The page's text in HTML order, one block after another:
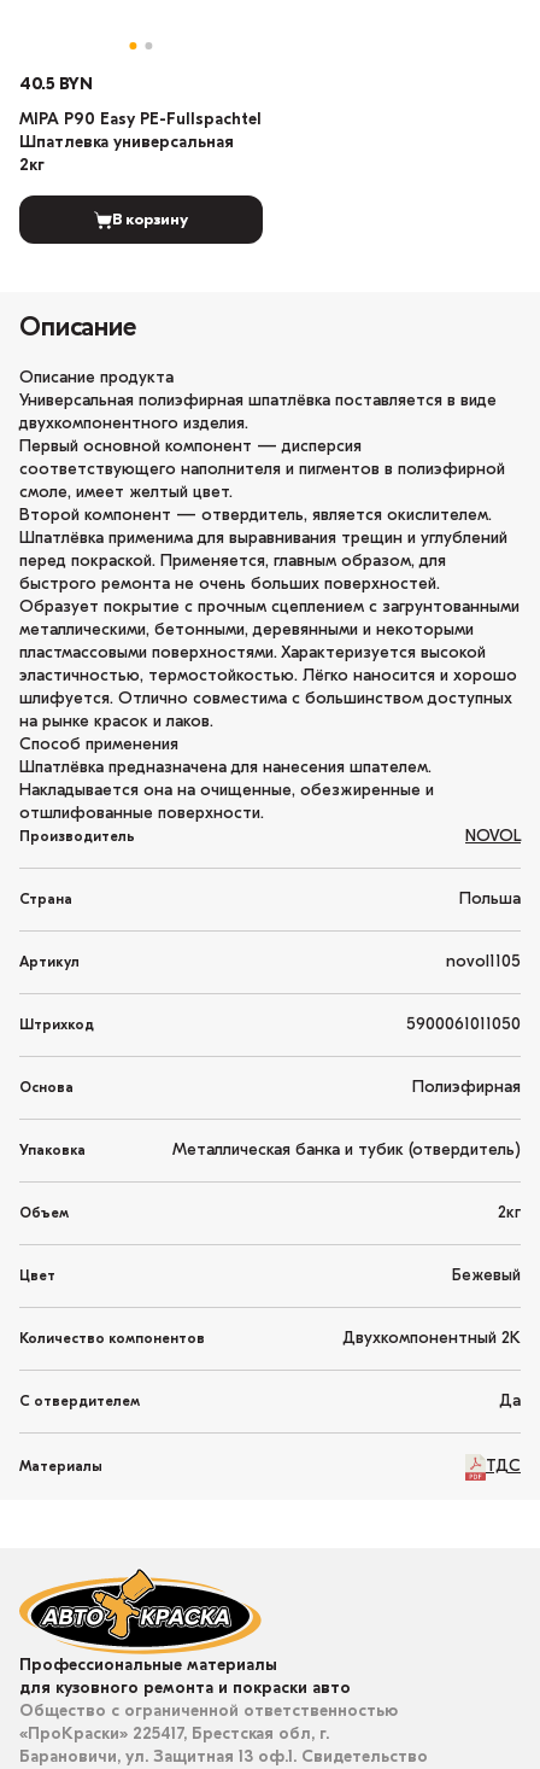
40.5 BYN
MIPA P90 Easy PE-Fullspachtel
Шпатлевка универсальная
2кг
В корзину
Описание
Описание продукта
Универсальная полиэфирная шпатлёвка поставляется в виде
двухкомпонентного изделия.
Первый основной компонент — дисперсия
соответствующего наполнителя и пигментов в полиэфирной
смоле, имеет желтый цвет.
Второй компонент — отвердитель, является окислителем.
Шпатлёвка применима для выравнивания трещин и углублений
перед покраской. Применяется, главным образом, для
быстрого ремонта не очень больших поверхностей.
Образует покрытие с прочным сцеплением с загрунтованными
металлическими, бетонными, деревянными и некоторыми
пластмассовыми поверхностями. Характеризуется высокой
эластичностью, термостойкостью. Лёгко наносится и хорошо
шлифуется. Отлично совместима с большинством доступных
на рынке красок и лаков.
Способ применения
Шпатлёвка предназначена для нанесения шпателем.
Накладывается она на очищенные, обезжиренные и
отшлифованные поверхности.
Производитель NOVOL
Страна Польша
Артикул novol1105
Штрихкод 5900061011050
Основа Полиэфирная
Упаковка Металлическая банка и тубик (отвердитель)
Объем 2кг
Цвет Бежевый
Количество компонентов Двухкомпонентный 2K
С отвердителем Да
Материалы ТДС
Профессиональные материалы
для кузовного ремонта и покраски авто
Общество с ограниченной ответственностью
«ПроКраски» 225417, Брестская обл, г.
Барановичи, ул. Защитная 13 оф.1. Свидетельство